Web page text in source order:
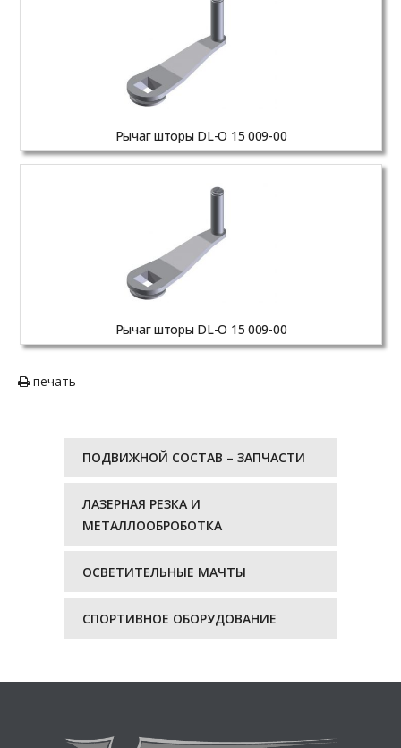
Рычаг шторы DL-O 15 009-00
Рычаг шторы DL-O 15 009-00
печать
ПОДВИЖНОЙ СОСТАВ – ЗАПЧАСТИ
ЛАЗЕРНАЯ РЕЗКА И
МЕТАЛЛООБРОБОТКА
ОСВЕТИТЕЛЬНЫЕ МАЧТЫ
СПОРТИВНОЕ ОБОРУДОВАНИЕ